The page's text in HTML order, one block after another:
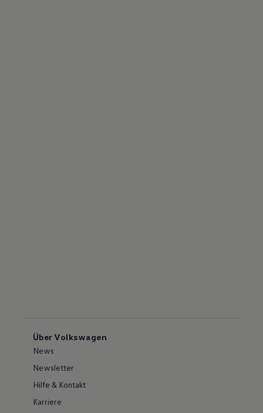
Über Volkswagen
News
Newsletter
Hilfe & Kontakt
Karriere